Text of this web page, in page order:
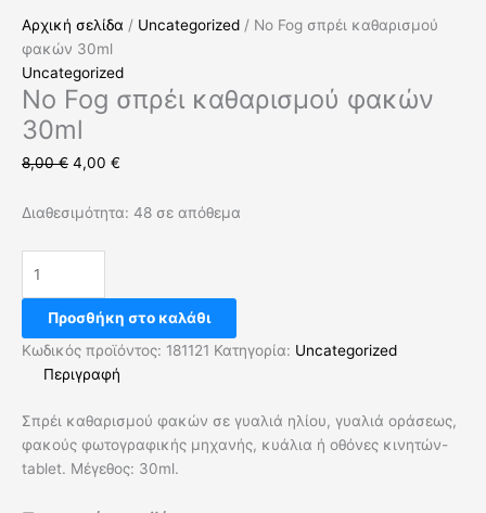
Αρχική σελίδα / Uncategorized / No Fog σπρέι καθαρισμού
φακών 30ml
Uncategorized
No Fog σπρέι καθαρισμού φακών
30ml
8,00€ 4,00 €
Διαθεσιμότητα: 48 σε απόθεμα
Προσθήκη στο καλάθι
Κωδικός προϊόντος: 181121 Κατηγορία: Uncategorized
Περιγραφή
Σπρέι καθαρισμού φακών σε γυαλιά ηλίου, γυαλιά οράσεως,
φακούς φωτογραφικής μηχανής, κυάλια ή οθόνες κινητών-
tablet. Μέγεθος: 30ml.